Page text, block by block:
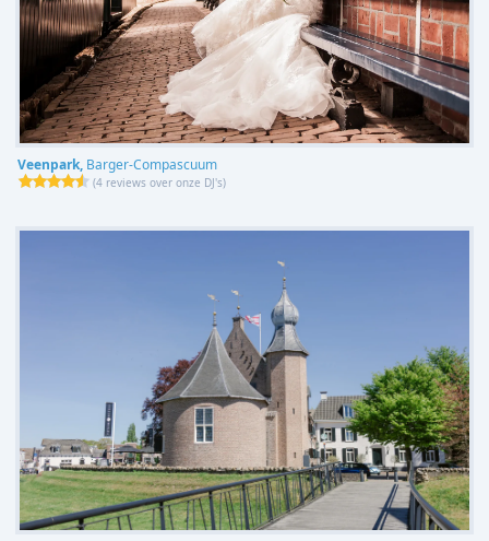
Veenpark, Barger-Compascuum
(4 reviews over onze DJ's)